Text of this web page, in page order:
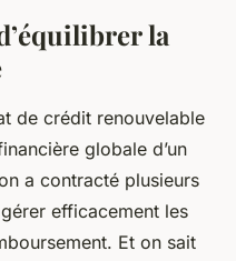
la
de crédit renouvelable
globale d’un
a contracté plusieurs
efficacement les
Et on sait